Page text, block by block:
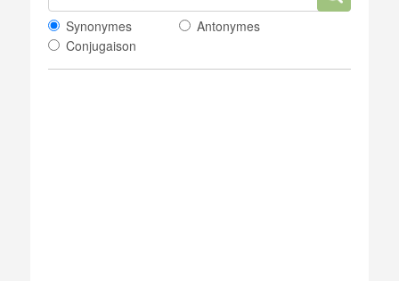
Synonymes
Antonymes
Conjugaison